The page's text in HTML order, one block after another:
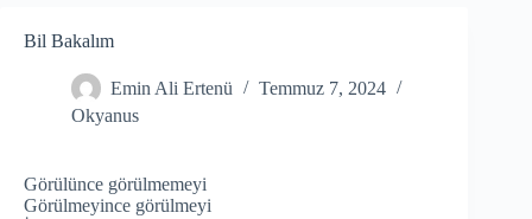
Bil Bakalım
Emin Ali Ertenü
Temmuz 7, 2024
Okyanus
Görülünce görülmemeyi
Görülmeyince görülmeyi